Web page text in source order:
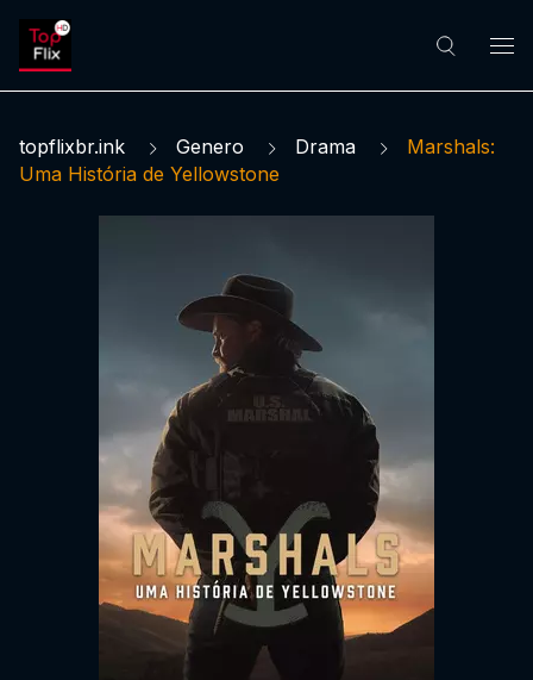
topflixbr.ink Genero Drama
Marshals:
Uma História de Yellowstone